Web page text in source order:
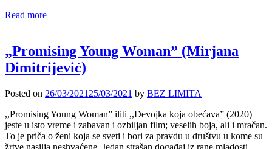
Read more
„Promising Young Woman” (Mirjana
Dimitrijević)
Posted on 26/03/2021 25/03/2021 by BEZ LIMITA
,,Promising Young Woman” iliti ,,Devojka koja obećava” (2020)
jeste u isto vreme i zabavan i ozbiljan film; veselih boja, ali i mračan.
To je priča o ženi koja se sveti i bori za pravdu u društvu u kome su